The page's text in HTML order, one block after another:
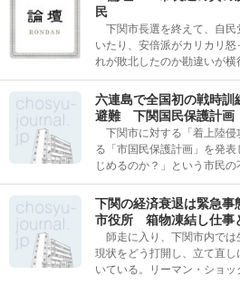
民
下関市長選を終えて、自民
いたり、安倍派がカリカリ
れが敗北したのか勘違いが
六連島で全国初の戦時
避難 下関国民保護計画
下関市に対する「着上陸侵
る「市国民保護計画」を発
じめるのか？」という市民
下関の経済衰退は緊急
市役所 箱物凍結し仕事
師走に入り、下関市内では
現状をどう打開し、立て直
いている。リーマン・ショ